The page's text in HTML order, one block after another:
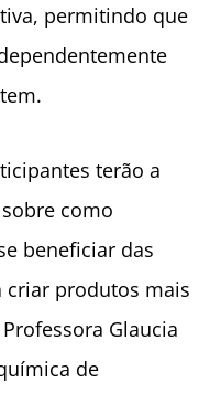
permitindo que
terão a
como
beneficiar das
criar produtos mais
Glaucia
de